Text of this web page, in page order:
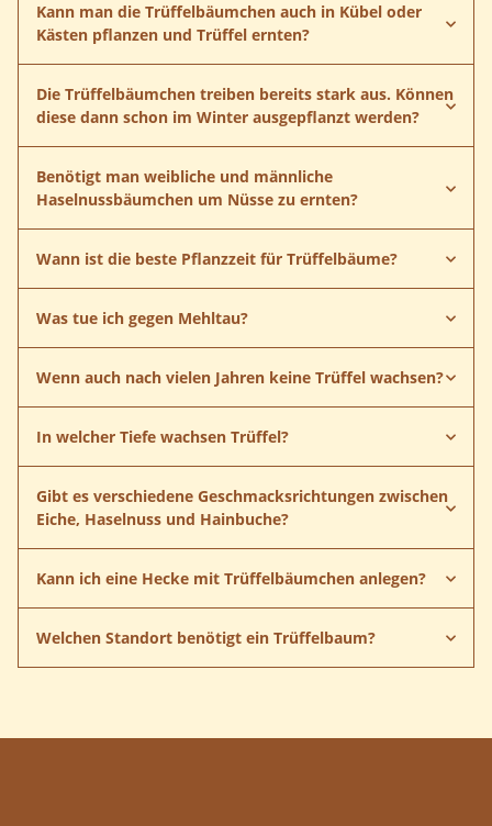
Anleitung herunterladen
Kann man die Trüffelbäumchen auch in Kübel oder
Kästen pflanzen und Trüffel ernten?
Die Trüffelbäumchen treiben bereits stark aus. Können
diese dann schon im Winter ausgepflanzt werden?
Benötigt man weibliche und männliche
Haselnussbäumchen um Nüsse zu ernten?
Wann ist die beste Pflanzzeit für Trüffelbäume?
Anleitung herunterladen
Was tue ich gegen Mehltau?
Wenn auch nach vielen Jahren keine Trüffel wachsen?
In welcher Tiefe wachsen Trüffel?
Gibt es verschiedene Geschmacksrichtungen zwischen
Eiche, Haselnuss und Hainbuche?
Kann ich eine Hecke mit Trüffelbäumchen anlegen?
Hainbuchen
Welchen Standort benötigt ein Trüffelbaum?